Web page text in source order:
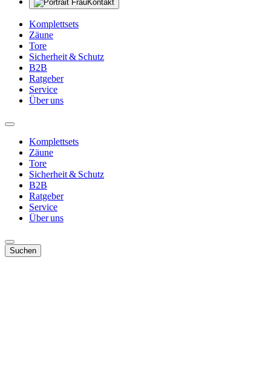
Kontakt
Komplettsets
Zäune
Tore
Sicherheit & Schutz
B2B
Ratgeber
Service
Über uns
Komplettsets
Zäune
Tore
Sicherheit & Schutz
B2B
Ratgeber
Service
Über uns
Suchen